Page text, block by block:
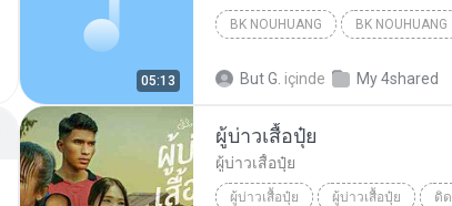
05:13
BK NOUHUANG BK NOUHUANG
But G. içinde My 4shared
ผู้บ่าวเสื้อปุ๋ย
ผู้บ่าวเสื้อปุ๋ย
ผู้บ่าวเสื้อปุ๋ย ผู้บ่าวเสื้อปุ๋ย ดิ